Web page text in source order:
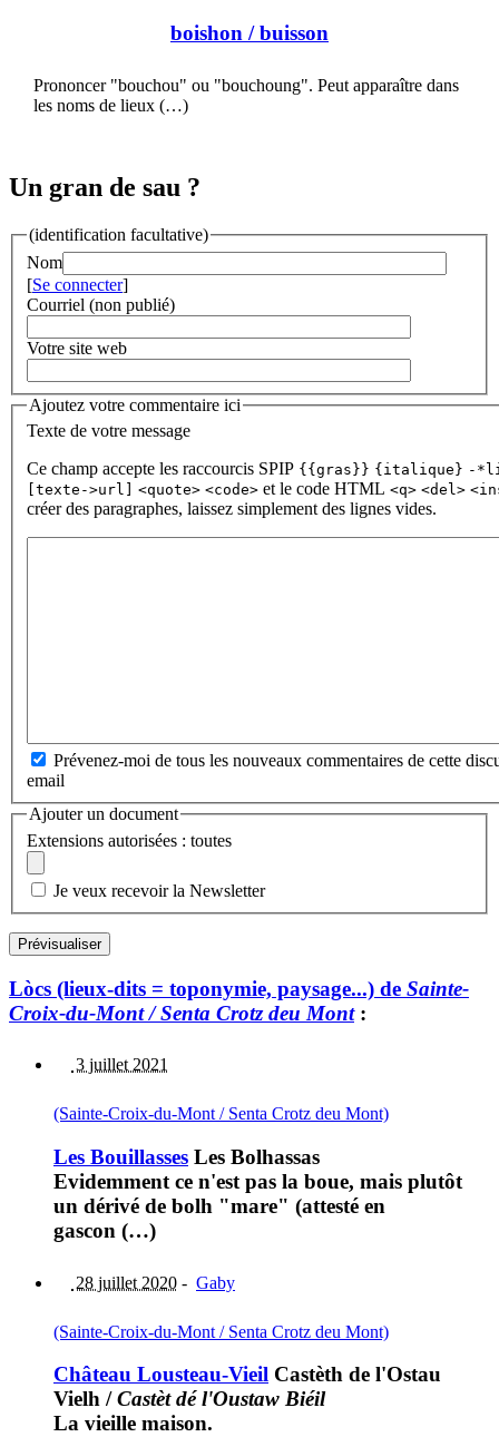
boishon / buisson
Prononcer "bouchou" ou "bouchoung". Peut apparaître dans
les noms de lieux (…)
Un gran de sau ?
(identification facultative)
Nom
[Se connecter]
Courriel (non publié)
Votre site web
Ajoutez votre commentaire ici
Texte de votre message
Ce champ accepte les raccourcis SPIP {{gras}} {italique} -
[texte->url]
<quote> <code> et le code HTML <q> <del>
créer des paragraphes, laissez simplement des lignes vides.
Prévenez-moi de tous les nouveaux commentaires de cette
email
Ajouter un document
Extensions autorisées : toutes
Je veux recevoir la Newsletter
Lòcs (lieux-dits = toponymie, paysage...) de Sainte-
Croix-du-Mont / Senta Crotz deu Mont:
3 juillet 2021
(Sainte-Croix-du-Mont / Senta Crotz deu Mont)
Les Bouillasses Les Bolhassas
Evidemment ce n'est pas la boue, mais plutôt
un dérivé de bolh "mare" (attesté en
gascon (…)
28 juillet 2020 - Gaby
(Sainte-Croix-du-Mont / Senta Crotz deu Mont)
Château Lousteau-Vieil Castèth de l'Ostau
Vielh /Castèt dé l'Oustaw Biéil
La vieille maison.